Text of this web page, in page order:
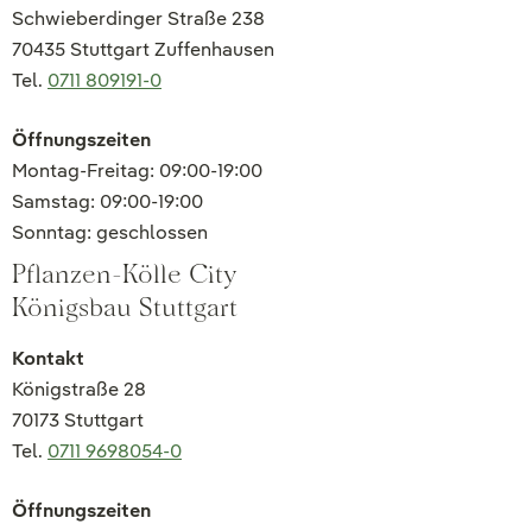
Schwieberdinger Straße 238
70435 Stuttgart Zuffenhausen
Tel. 0711 809191-0
Öffnungszeiten
Montag-Freitag: 09:00-19:00
Samstag: 09:00-19:00
Sonntag: geschlossen
Pflanzen-Kölle City
Königsbau Stuttgart
Kontakt
Königstraße 28
70173 Stuttgart
Tel. 0711 9698054-0
Öffnungszeiten